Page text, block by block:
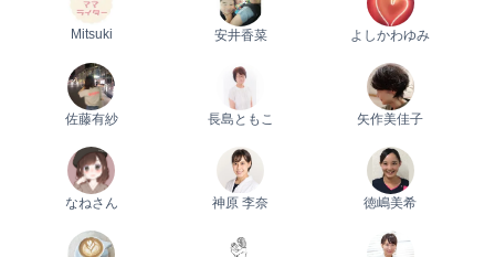
Mitsuki 安井香菜 よしかわゆみ
佐藤有紗 長島ともこ 矢作美佳子
なねさん 神原 李奈 徳嶋美希
0歳 1歳
妊娠後期／８〜10ヵ月
プレママ
キャンペーン 生後10〜11ヵ月
パパ
プレゼント